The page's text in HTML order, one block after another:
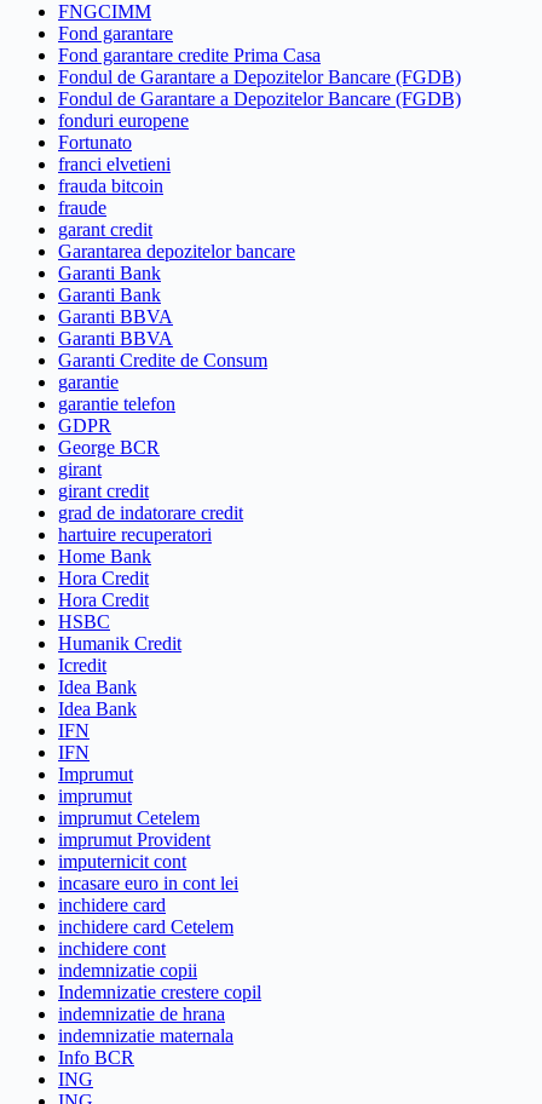
FNGCIMM
Fond garantare
Fond garantare credite Prima Casa
Fondul de Garantare a Depozitelor Bancare (FGDB)
Fondul de Garantare a Depozitelor Bancare (FGDB)
fonduri europene
Fortunato
franci elvetieni
frauda bitcoin
fraude
garant credit
Garantarea depozitelor bancare
Garanti Bank
Garanti Bank
Garanti BBVA
Garanti BBVA
Garanti Credite de Consum
garantie
garantie telefon
GDPR
George BCR
girant
girant credit
grad de indatorare credit
hartuire recuperatori
Home Bank
Hora Credit
Hora Credit
HSBC
Humanik Credit
Icredit
Idea Bank
Idea Bank
IFN
IFN
Imprumut
imprumut
imprumut Cetelem
imprumut Provident
imputernicit cont
incasare euro in cont lei
inchidere card
inchidere card Cetelem
inchidere cont
indemnizatie copii
Indemnizatie crestere copil
indemnizatie de hrana
indemnizatie maternala
Info BCR
ING